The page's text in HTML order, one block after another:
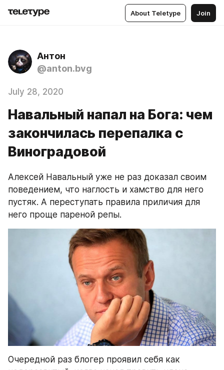
About Teletype Join
Антон
@anton.bvg
July 28, 2020
Навальный напал на Бога: чем
закончилась перепалка с
Виноградовой
Алексей Навальный уже не раз доказал своим
поведением, что наглость и хамство для него
пустяк. А переступать правила приличия для
него проще пареной репы.
Очередной раз блогер проявил себя как